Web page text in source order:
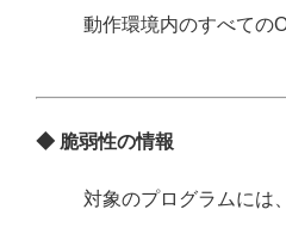
動作環境内のすべての
◆ 脆弱性の情報
対象のプログラムには